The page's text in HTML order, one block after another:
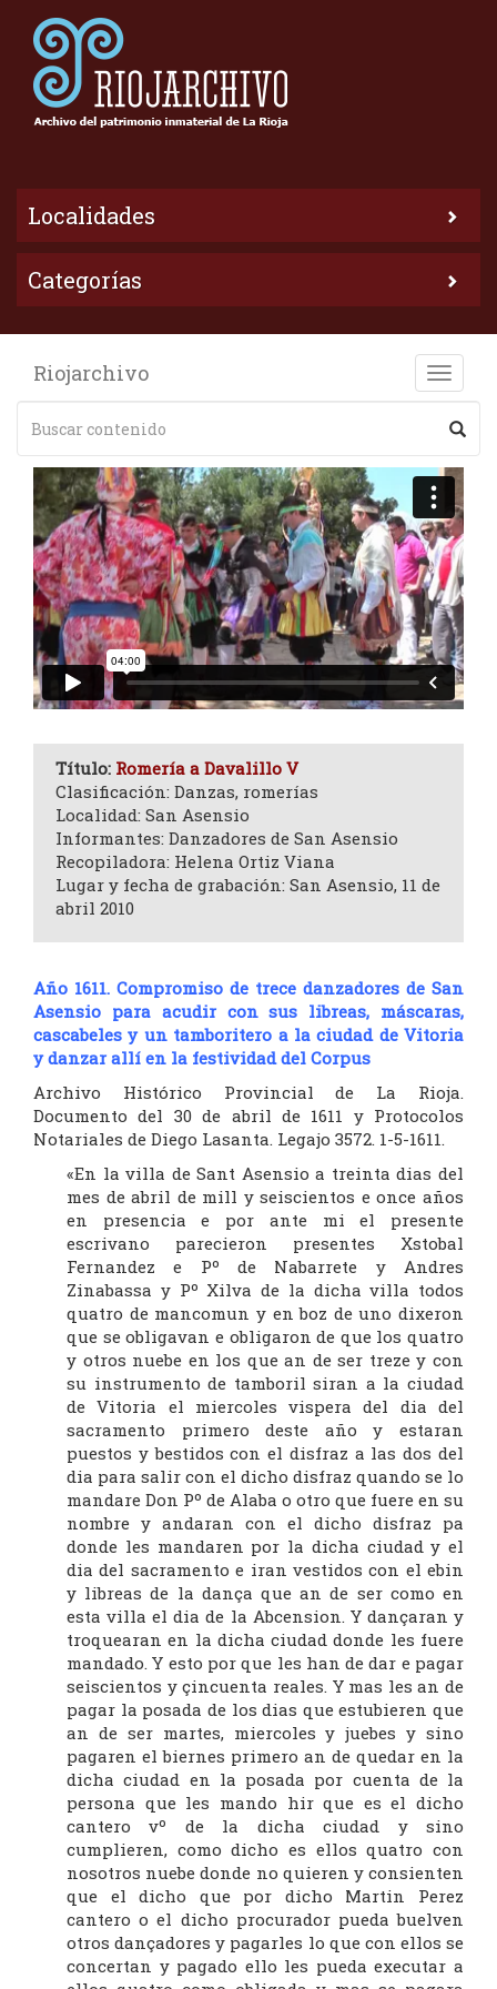
Localidades
Categorías
Toggle
Riojarchivo
Título: Romería a Davalillo V
Clasificación: Danzas, romerías
Localidad: San Asensio
Informantes: Danzadores de San Asensio
Recopiladora: Helena Ortiz Viana
Lugar y fecha de grabación: San Asensio, 11 de
abril 2010
Año 1611. Compromiso de trece danzadores de San
Asensio para acudir con sus libreas, máscaras,
cascabeles y un tamboritero a la ciudad de Vitoria
y danzar allí en la festividad del Corpus
Archivo Histórico Provincial de La Rioja.
Documento del 30 de abril de 1611 y Protocolos
Notariales de Diego Lasanta. Legajo 3572. 1-5-1611.
«En la villa de Sant Asensio a treinta dias del
mes de abril de mill y seiscientos e once años
en presencia e por ante mi el presente
escrivano parecieron presentes Xstobal
Fernandez e Pº de Nabarrete y Andres
Zinabassa y Pº Xilva de la dicha villa todos
quatro de mancomun y en boz de uno dixeron
que se obligavan e obligaron de que los quatro
y otros nuebe en los que an de ser treze y con
su instrumento de tamboril siran a la ciudad
de Vitoria el miercoles vispera del dia del
sacramento primero deste año y estaran
puestos y bestidos con el disfraz a las dos del
dia para salir con el dicho disfraz quando se lo
mandare Don Pº de Alaba o otro que fuere en su
nombre y andaran con el dicho disfraz pa
donde les mandaren por la dicha ciudad y el
dia del sacramento e iran vestidos con el ebin
y libreas de la dança que an de ser como en
esta villa el dia de la Abcension. Y dançaran y
troquearan en la dicha ciudad donde les fuere
mandado. Y esto por que les han de dar e pagar
seiscientos y çincuenta reales. Y mas les an de
pagar la posada de los dias que estubieren que
an de ser martes, miercoles y juebes y sino
pagaren el biernes primero an de quedar en la
dicha ciudad en la posada por cuenta de la
persona que les mando hir que es el dicho
cantero vº de la dicha ciudad y sino
cumplieren, como dicho es ellos quatro con
nosotros nuebe donde no quieren y consienten
que el dicho que por dicho Martin Perez
cantero o el dicho procurador pueda buelven
otros dançadores y pagarles lo que con ellos se
concertan y pagado ello les pueda executar a